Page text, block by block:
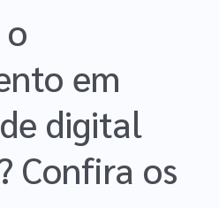
em
digital
Confira os